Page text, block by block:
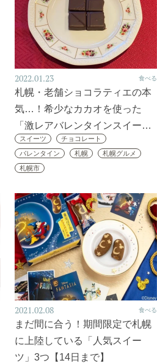
2022.01.23 食べる
札幌・老舗ショコラティエの本
気…！希少なカカオを使った
「激レアバレンタインスイー…
スイーツ
チョコレート
バレンタイン
札幌
札幌グルメ
札幌市
2021.02.08 食べる
まだ間に合う！期間限定で札幌
に上陸している「人気スイー
ツ」3つ【14日まで】